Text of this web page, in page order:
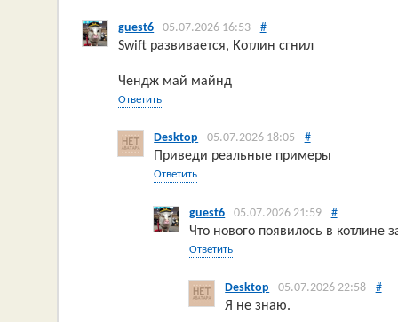
guest6 05.07.2026 16:53 #
Swift развивается, Котлин сгнил
Чендж май майнд
Ответить
Desktop 05.07.2026 18:05 #
Приведи реальные примеры
Ответить
guest6 05.07.2026 21:59 #
Что нового появилось в котлине
Ответить
Desktop 05.07.2026 22:58 #
Я не знаю.